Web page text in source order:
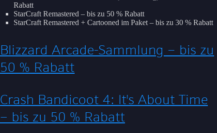
Rabatt
StarCraft Remastered – bis zu 50 % Rabatt
StarCraft Remastered + Cartooned im Paket – bis zu 30 % Rabatt
Blizzard Arcade-Sammlung – bis zu
50 % Rabatt
Crash Bandicoot 4: It's About Time
– bis zu 50 % Rabatt